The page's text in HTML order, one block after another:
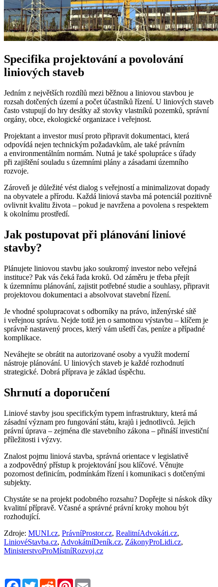
Specifika projektování a povolování
liniových staveb
Jedním z největších rozdílů mezi běžnou a liniovou stavbou je
rozsah dotčených území a počet účastníků řízení. U liniových staveb
často vstupují do hry desítky až stovky vlastníků pozemků, správní
orgány, obce, ekologické organizace i veřejnost.
Projektant a investor musí proto připravit dokumentaci, která
odpovídá nejen technickým požadavkům, ale také právním
a environmentálním normám. Nutná je také spolupráce s úřady
při zajištění souladu s územními plány a zásadami územního
rozvoje.
Zároveň je důležité vést dialog s veřejností a minimalizovat dopady
na obyvatele a přírodu. Každá liniová stavba má potenciál pozitivně
ovlivnit kvalitu života – pokud je navržena a povolena s respektem
k okolnímu prostředí.
Jak postupovat při plánování liniové
stavby?
Plánujete liniovou stavbu jako soukromý investor nebo veřejná
instituce? Pak vás čeká řada kroků. Od záměru je třeba přejít
k územnímu plánování, zajistit potřebné studie a souhlasy, připravit
projektovou dokumentaci a absolvovat stavební řízení.
Je vhodné spolupracovat s odborníky na právo, inženýrské sítě
i veřejnou správu. Nejde totiž jen o samotnou výstavbu – klíčem je
správně nastavený proces, který vám ušetří čas, peníze a případné
komplikace.
Neváhejte se obrátit na autorizované osoby a využít moderní
nástroje plánování. U liniových staveb je každé rozhodnutí
strategické. Dobrá příprava je základ úspěchu.
Shrnutí a doporučení
Liniové stavby jsou specifickým typem infrastruktury, která má
zásadní význam pro fungování státu, krajů i jednotlivců. Jejich
právní úprava – zejména dle stavebního zákona – přináší investiční
příležitosti i výzvy.
Znalost pojmu liniová stavba, správná orientace v legislativě
a zodpovědný přístup k projektování jsou klíčové. Věnujte
pozornost definicím, podmínkám řízení i komunikaci s dotčenými
subjekty.
Chystáte se na projekt podobného rozsahu? Dopřejte si náskok díky
kvalitní přípravě. Včasné a správné právní kroky mohou být
rozhodující.
Zdroje: MUNI.cz, PrávníProstor.cz, RealitníAdvokáti.cz,
LiniovéStavba.cz, AdvokátníDeník.cz, ZákonyProLidi.cz,
MinisterstvoProMístníRozvoj.cz
FacebookTwitterRedditPinterest